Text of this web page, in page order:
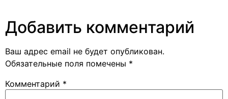
Добавить комментарий
Ваш адрес email не будет опубликован.
Обязательные поля помечены *
Комментарий *